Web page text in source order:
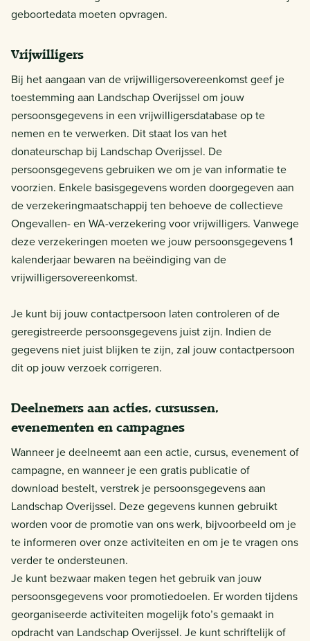
geboortedata moeten opvragen.
Vrijwilligers
Bij het aangaan van de vrijwilligersovereenkomst geef je
toestemming aan Landschap Overijssel om jouw
persoonsgegevens in een vrijwilligersdatabase op te
nemen en te verwerken. Dit staat los van het
donateurschap bij Landschap Overijssel. De
persoonsgegevens gebruiken we om je van informatie te
voorzien. Enkele basisgegevens worden doorgegeven aan
de verzekeringmaatschappij ten behoeve de collectieve
Ongevallen- en WA-verzekering voor vrijwilligers. Vanwege
deze verzekeringen moeten we jouw persoonsgegevens 1
kalenderjaar bewaren na beëindiging van de
vrijwilligersovereenkomst.
Je kunt bij jouw contactpersoon laten controleren of de
geregistreerde persoonsgegevens juist zijn. Indien de
gegevens niet juist blijken te zijn, zal jouw contactpersoon
dit op jouw verzoek corrigeren.
Deelnemers aan acties, cursussen,
evenementen en campagnes
Wanneer je deelneemt aan een actie, cursus, evenement of
campagne, en wanneer je een gratis publicatie of
download bestelt, verstrek je persoonsgegevens aan
Landschap Overijssel. Deze gegevens kunnen gebruikt
worden voor de promotie van ons werk, bijvoorbeeld om je
te informeren over onze activiteiten en om je te vragen ons
verder te ondersteunen.
Je kunt bezwaar maken tegen het gebruik van jouw
persoonsgegevens voor promotiedoelen. Er worden tijdens
georganiseerde activiteiten mogelijk foto’s gemaakt in
opdracht van Landschap Overijssel. Je kunt schriftelijk of